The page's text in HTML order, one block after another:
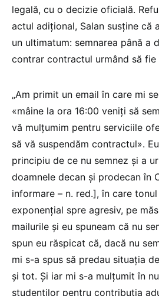
legală, cu o decizie oficială.
actul adițional, Salan susține că
un ultimatum: semnarea până a
contrar contractul urmând să fie
„Am primit un email în care mi
«mâine la ora 16:00 veniți să
vă mulțumim pentru serviciile
să vă suspendăm contractul».
principiu de ce nu semnez și a
doamnele decan și prodecan în
informare – n. red.], în care
exponențial spre agresiv, pe
mailurile și eu spuneam că nu
spun eu răspicat că, dacă nu
mi s-a spus să predau situația
și tot. Și iar mi s-a mulțumit în
studenților pentru contribuția